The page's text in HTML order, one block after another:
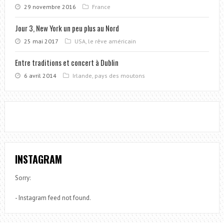
29 novembre 2016 France
Jour 3, New York un peu plus au Nord
25 mai 2017 USA, le rêve américain
Entre traditions et concert à Dublin
6 avril 2014 Irlande, pays des moutons
INSTAGRAM
Sorry:
- Instagram feed not found.